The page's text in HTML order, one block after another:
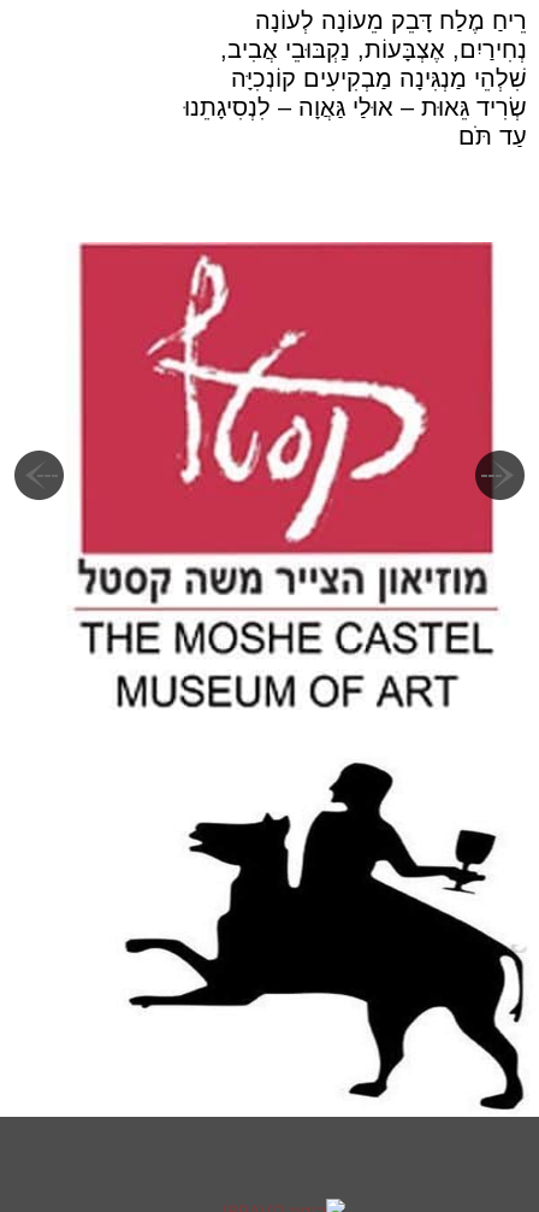
רֵיחַ מֶלַח דָּבֵק מֵעוֹנָה לְעוֹנָה
נְחִירַיִם, אֶצְבָּעוֹת, נַקְבּוּבֵי אֲבִיב,
שִׁלְהֵי מַנְגִּינָה מַבְקִיעִים קוֹנְכִיָּה
שְׂרִיד גֵּאוּת – אוּלַי גַּאֲוָה – לִנְסִיגָתֵנוּ
עַד תֹּם